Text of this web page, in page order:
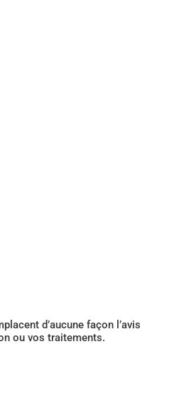
d’aucune façon l’avis
ou vos traitements.